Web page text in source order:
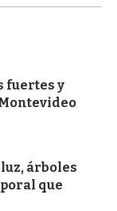
fuertes y
árboles
que